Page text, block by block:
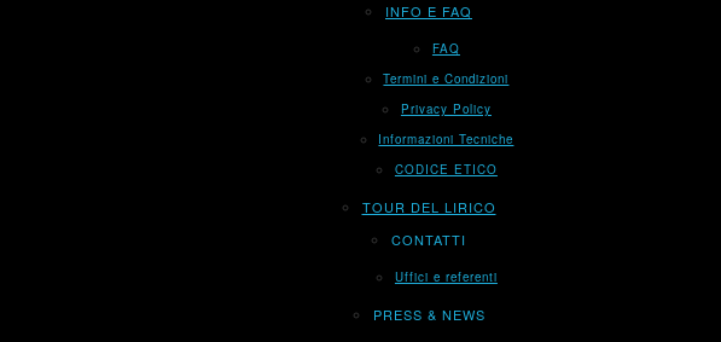
INFO E FAQ
FAQ
Termini e Condizioni
Privacy Policy
Informazioni Tecniche
CODICE ETICO
TOUR DEL LIRICO
CONTATTI
Uffici e referenti
PRESS & NEWS